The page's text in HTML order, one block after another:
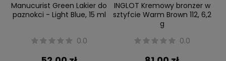
Manucurist Green Lakier do
paznokci - Light Blue, 15 ml
0.0
INGLOT Kremowy bronzer w
sztyfcie Warm Brown 112, 6,2
g
0.0